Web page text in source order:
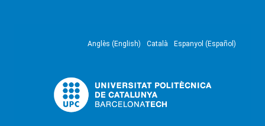
Anglès (English) Català Espanyol (Español)